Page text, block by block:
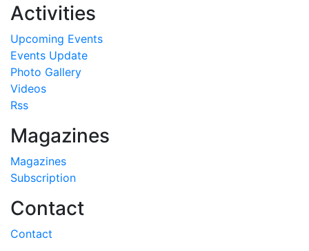
Activities
Upcoming Events
Events Update
Photo Gallery
Videos
Rss
Magazines
Magazines
Subscription
Contact
Contact